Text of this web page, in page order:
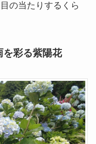
の当たりするくら
を彩る紫陽花